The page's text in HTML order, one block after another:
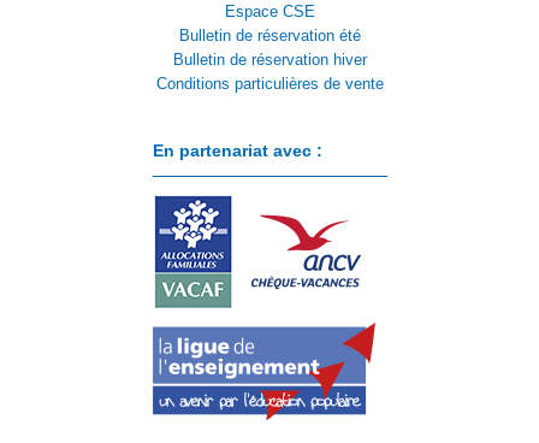
Espace CSE
Bulletin de réservation été
Bulletin de réservation hiver
Conditions particulières de vente
En partenariat avec :